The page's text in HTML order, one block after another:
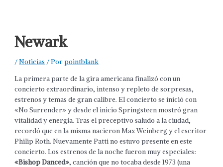
Newark
/Noticias / Porpointblank
La primera parte de la gira americana finalizó con un
concierto extraordinario, intenso y repleto de sorpresas,
estrenos y temas de gran calibre. El concierto se inició con
«No Surrender» y desde el inicio Springsteen mostró gran
vitalidad y energía. Tras el preceptivo saludo a la ciudad,
recordó que en la misma nacieron Max Weinberg y el escritor
Philip Roth. Nuevamente Patti no estuvo presente en este
concierto. Los estrenos de la noche fueron muy especiales:
«Bishop Danced», canción que no tocaba desde 1973 (una